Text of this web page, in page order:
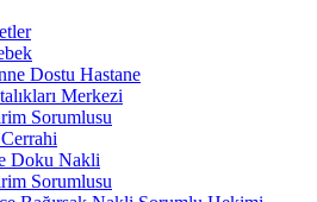
Dostu Hastane
Merkezi
Sorumlusu
Doku Nakli
Sorumlusu